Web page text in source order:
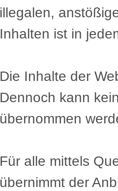
illegalen,
Inhalten ist in
Die Inhalte der
Dennoch kann
übernommen
Für alle mittels
übernimmt der